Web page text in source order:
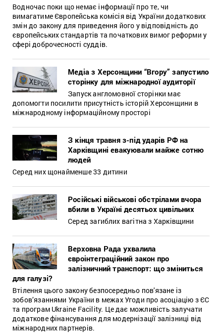
Водночас поки що немає інформації про те, чи
вимагатиме Європейська комісія від України додаткових
змін до закону для приведення його у відповідність до
європейських стандартів та початкових вимог реформи у
сфері доброчесності суддів.
Медіа з Херсонщини “Вгору” запустило
сторінку для міжнародної аудиторії
Запуск англомовної сторінки має
допомогти посилити присутність історій Херсонщини в
міжнародному інформаційному просторі
З кінця травня з-під ударів РФ на
Харківщині евакуювали майже сотню
людей
Серед них щонайменше 33 дитини
Російські військові обстрілами вчора
вбили в Україні десятьох цивільних
Серед загиблих вагітна з Харківщини
Верховна Рада ухвалила
євроінтеграційний закон про
залізничний транспорт: що зміниться
для галузі?
Втілення цього закону безпосередньо пов'язане із
зобов’язаннями України в межах Угоди про асоціацію з ЄС
та програм Ukraine Facility. Це дає можливість залучати
додаткове фінансування для модернізації залізниці від
міжнародних партнерів.